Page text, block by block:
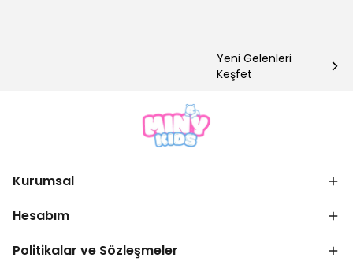
Yeni Gelenleri
Keşfet
Kurumsal
Hesabım
Politikalar ve Sözleşmeler